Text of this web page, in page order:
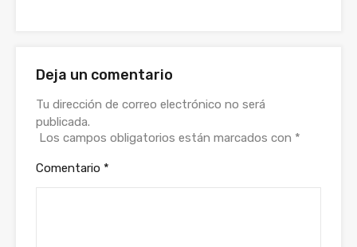
Deja un comentario
Tu dirección de correo electrónico no será
publicada.
Los campos obligatorios están marcados con *
Comentario *